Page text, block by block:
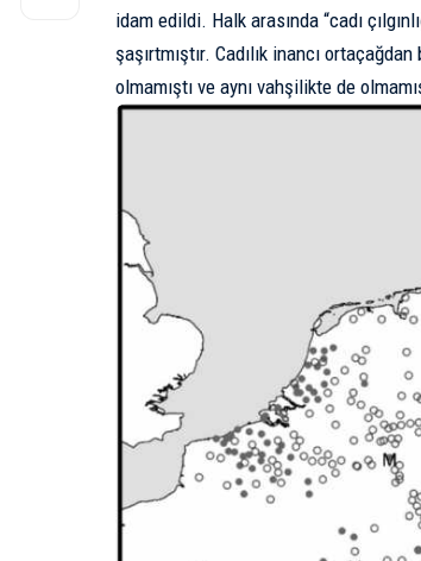
idam edildi. Halk arasında “cadı
şaşırtmıştır. Cadılık inancı
olmamıştı ve aynı vahşilikte de